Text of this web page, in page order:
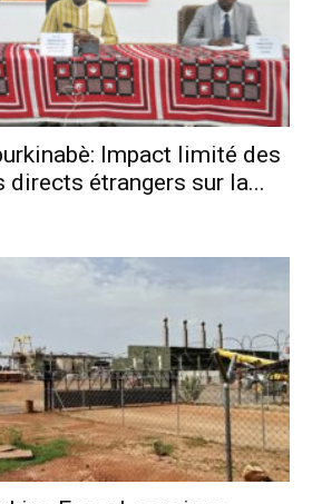
Impact limité des
directs étrangers sur la...